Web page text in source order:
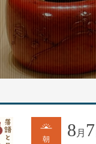
朝 8月 7